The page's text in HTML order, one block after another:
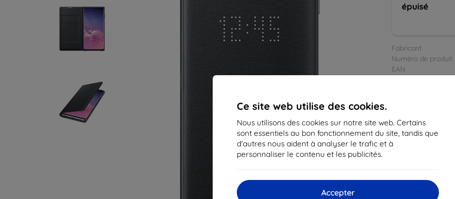
Ce site web utilise des cookies.
Nous utilisons des cookies sur notre site web. Certains
sont essentiels au bon fonctionnement du site, tandis que
d'autres nous aident à analyser le trafic et à
personnaliser le contenu et les publicités.
Accepter
épuisé
Fabricant
Numéro de produit
EAN